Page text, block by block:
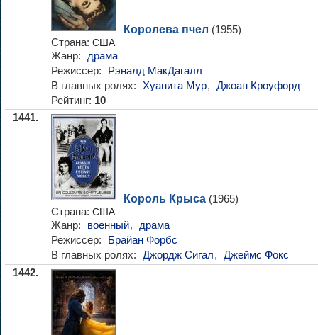
Королева пчел (1955)
Страна: США
Жанр:
драма
Режиссер:
Рэналд МакДагалл
В главных ролях: Хуанита Мур, Джоан Кроуфорд
Рейтинг: 10
1441.
Король Крыса (1965)
Страна: США
Жанр: военный,
драма
Режиссер:
Брайан Форбс
В главных ролях: Джордж Сигал, Джеймс Фокс
1442.